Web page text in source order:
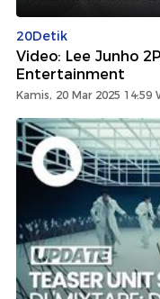
20Detik
Video: Lee Junho
Entertainment
Kamis, 20 Mar 2025 14:59